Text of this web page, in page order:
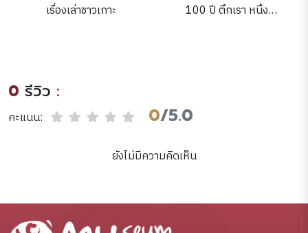
เรื่องเล่าชาวเกาะ
100 ปี ตึกเรา หนึ่ง
0 รีวิว :
คะแนน: 0/5.0
ยังไม่มีความคิดเห็น